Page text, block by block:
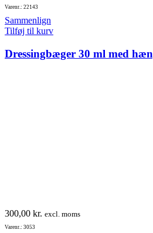
Varenr.: 22143
Sammenlign
Tilføj til kurv
Dressingbæger 30 ml med
300,00 kr. excl. moms
Varenr.: 3053